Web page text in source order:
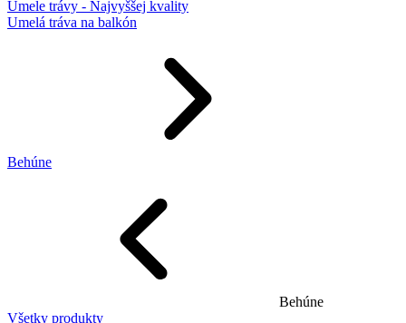
Umele trávy - Najvyššej kvality
Umelá tráva na balkón
Behúne
Behúne
Všetky produkty